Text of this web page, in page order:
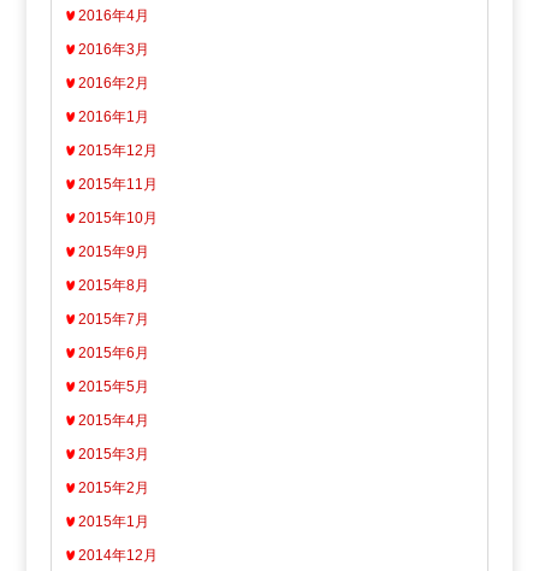
2016年4月
2016年3月
2016年2月
2016年1月
2015年12月
2015年11月
2015年10月
2015年9月
2015年8月
2015年7月
2015年6月
2015年5月
2015年4月
2015年3月
2015年2月
2015年1月
2014年12月